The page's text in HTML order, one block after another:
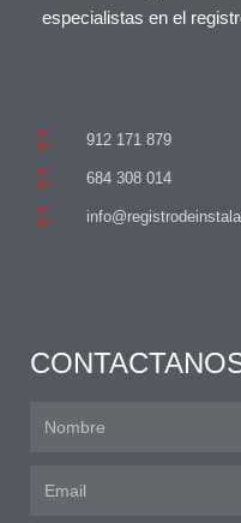
especialistas en el
912 171 879
684 308 014